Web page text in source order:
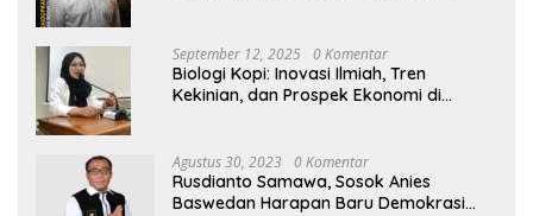
September 12, 2025 0 Komentar
Biologi Kopi: Inovasi Ilmiah, Tren
Kekinian, dan Prospek Ekonomi di
Agustus 30, 2023 0 Komentar
Rusdianto Samawa, Sosok Anies
Baswedan Harapan Baru Demokrasi